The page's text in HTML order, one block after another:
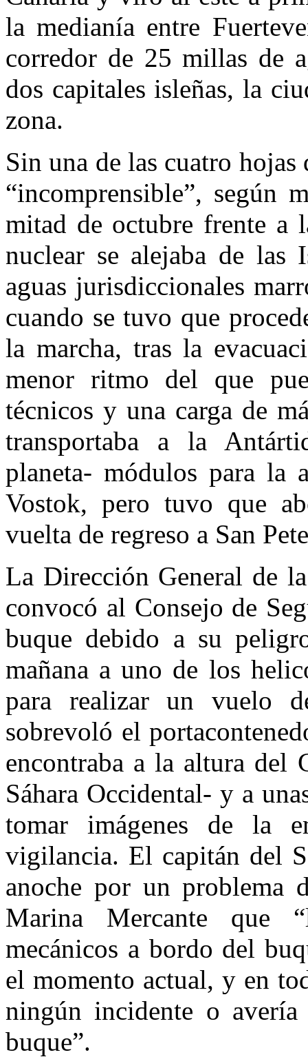
la medianía entre
corredor de 25 millas de
dos capitales isleñas, la
zona.
Sin una de las cuatro
“incomprensible”, según
mitad de octubre frente a
nuclear se alejaba de
aguas jurisdiccionales
cuando se tuvo que
la marcha, tras la
menor ritmo del que
técnicos y una carga de
transportaba a la
planeta- módulos para la
Vostok, pero tuvo que
vuelta de regreso a San
La Dirección General de
convocó al Consejo de
buque debido a su
mañana a uno de los
para realizar un vuelo
sobrevoló el
encontraba a la altura del
Sáhara Occidental- y a
tomar imágenes de la
vigilancia. El capitán del
anoche por un problema
Marina Mercante que
mecánicos a bordo del
el momento actual, y en
ningún incidente o
buque”.